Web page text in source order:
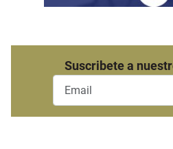
Suscribete a